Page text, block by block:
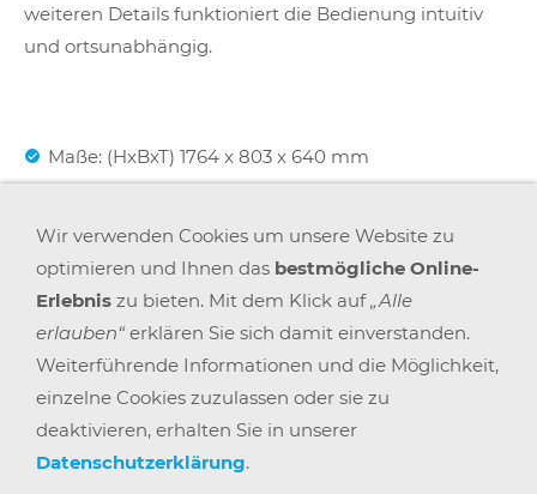
weiteren Details funktioniert die Bedienung intuitiv
und ortsunabhängig.
Maße: (HxBxT) 1764 x 803 x 640 mm
Transportwagen für max. 10 boards
Boden PET-Filz anthrazit
Wir verwenden Cookies um unsere Website zu
optimieren und Ihnen das bestmögliche Online-
Erlebnis zu bieten. Mit dem Klick auf„Alle
erlauben“ erklären Sie sich damit einverstanden.
Weiterführende Informationen und die Möglichkeit,
einzelne Cookies zuzulassen oder sie zu
deaktivieren, erhalten Sie in unserer
Datenschutzerklärung.